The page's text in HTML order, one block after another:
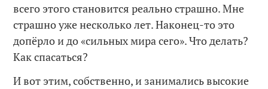
всего этого становится реально страшно. Мне
страшно уже несколько лет. Наконец-то это
допёрло и до «сильных мира сего». Что делать?
Как спасаться?
И вот этим, собственно, и занимались высокие